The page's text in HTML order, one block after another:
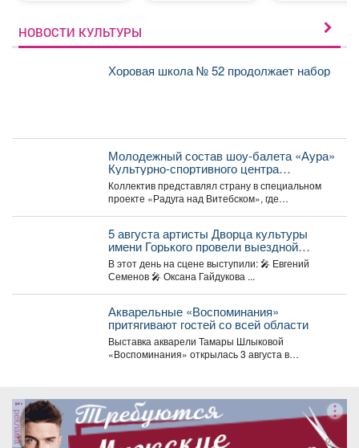
НОВОСТИ КУЛЬТУРЫ
Хоровая школа № 52 продолжает набор
Молодежный состав шоу-балета «Аура»
Культурно-спортивного центра
металлургов победил в международном
конкурсе «Славянский базар» в
Витебске.
Коллектив представлял страну в специальном
проекте «Радуга над Витебском», где
5 августа артисты Дворца культуры
имени Горького провели выездной
концерт в реабилитационном центре
«Топаз».
В этот день на сцене выступили: 🎤 Евгений
Семенов 🎤 Оксана Гайдукова ...
Акварельные «Воспоминания»
притягивают гостей со всей области
Выставка акварели Тамары Шлыковой
«Воспоминания» открылась 3 августа в
реклама